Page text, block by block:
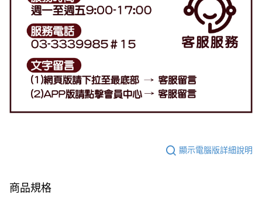
顯示電腦版詳細說明
商品規格